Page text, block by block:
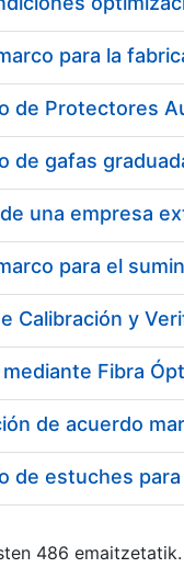
para la
para el
de estuches
486 emaitzetatik.